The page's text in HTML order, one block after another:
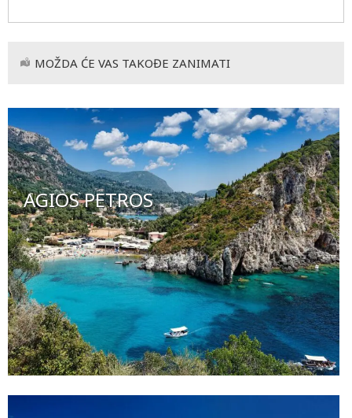
MOŽDA ĆE VAS TAKOĐE ZANIMATI
AGIOS PETROS